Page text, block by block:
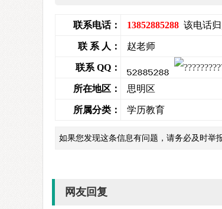
联系电话： 13852885288 该电话归
联 系 人： 赵老师
联系 QQ：
所在地区： 思明区
所属分类： 学历教育
如果您发现这条信息有问题，请务必及时举报
网友回复